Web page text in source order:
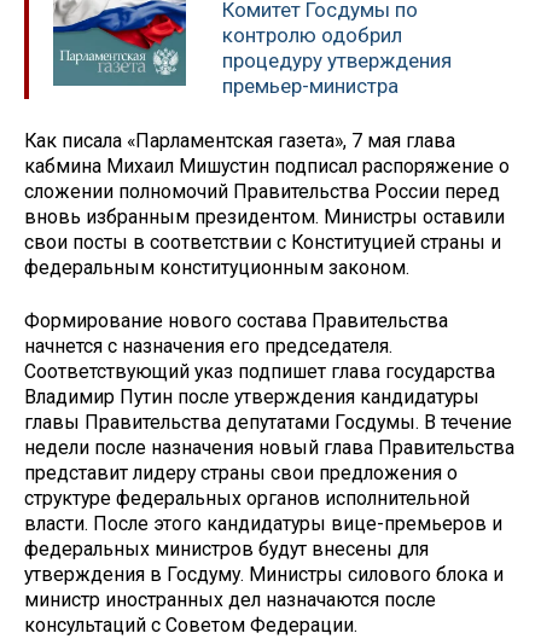
Комитет Госдумы по
контролю одобрил
процедуру утверждения
премьер-министра
Как писала «Парламентская газета», 7 мая глава
кабмина Михаил Мишустин подписал распоряжение о
сложении полномочий Правительства России перед
вновь избранным президентом. Министры оставили
свои посты в соответствии с Конституцией страны и
федеральным конституционным законом.
Формирование нового состава Правительства
начнется с назначения его председателя.
Соответствующий указ подпишет глава государства
Владимир Путин после утверждения кандидатуры
главы Правительства депутатами Госдумы. В течение
недели после назначения новый глава Правительства
представит лидеру страны свои предложения о
структуре федеральных органов исполнительной
власти. После этого кандидатуры вице-премьеров и
федеральных министров будут внесены для
утверждения в Госдуму. Министры силового блока и
министр иностранных дел назначаются после
консультаций с Советом Федерации.